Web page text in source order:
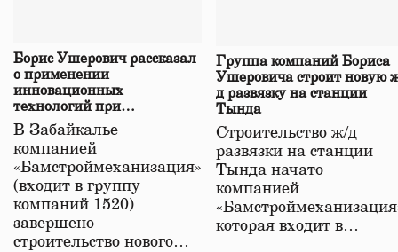
Борис Ушерович рассказал
о применении
инновационных
технологий при
строительстве нового моста
в Забайкалье
В Забайкалье
компанией
«Бамстроймеханизация»
(входит в группу
компаний 1520)
завершено
строительство нового…
Группа компаний Бориса
Ушеровича строит новую
д развязку на станции
Тында
Строительство ж/д
развязки на станции
Тында начато
компанией
которая входит в…